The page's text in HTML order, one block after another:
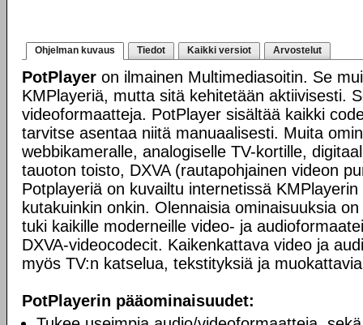
Ohjelman kuvaus Tiedot Kaikki versiot Arvostelut
PotPlayer on ilmainen Multimediasoitin. Se
KMPlayeriä, mutta sitä kehitetään aktiivisesti.
videoformaatteja. PotPlayer sisältää kaikki
tarvitse asentaa niitä manuaalisesti. Muita
webbikameralle, analogiselle TV-kortille,
tauoton toisto, DXVA (rautapohjainen videon
Potplayeriä on kuvailtu internetissä
kutakuinkin onkin. Olennaisia ominaisuuksia
tuki kaikille moderneille video- ja
DXVA-videocodecit. Kaikenkattava video ja
myös TV:n katselua, tekstityksiä ja
PotPlayerin pääominaisuudet: